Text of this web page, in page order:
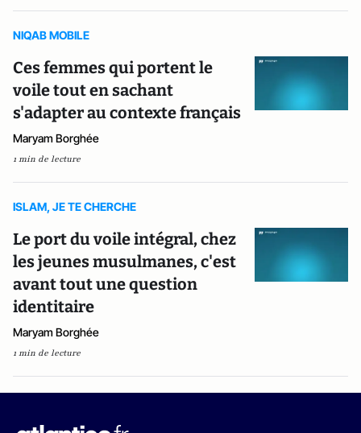
NIQAB MOBILE
Ces femmes qui portent le
voile tout en sachant
s'adapter au contexte français
Maryam Borghée
1 min de lecture
ISLAM, JE TE CHERCHE
Le port du voile intégral, chez
les jeunes musulmanes, c'est
avant tout une question
identitaire
Maryam Borghée
1 min de lecture